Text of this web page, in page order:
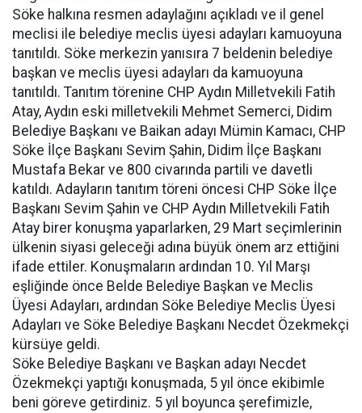
Söke halkına resmen adaylağını açıkladı ve il genel
meclisi ile belediye meclis üyesi adayları kamuoyuna
tanıtıldı. Söke merkezin yanısıra 7 beldenin belediye
başkan ve meclis üyesi adayları da kamuoyuna
tanıtıldı. Tanıtım törenine CHP Aydın Milletvekili Fatih
Atay, Aydın eski milletvekili Mehmet Semerci, Didim
Belediye Başkanı ve Baikan adayı Mümin Kamacı, CHP
Söke İlçe Başkanı Sevim Şahin, Didim İlçe Başkanı
Mustafa Bekar ve 800 civarında partili ve davetli
katıldı. Adayların tanıtım töreni öncesi CHP Söke İlçe
Başkanı Sevim Şahin ve CHP Aydın Milletvekili Fatih
Atay birer konuşma yaparlarken, 29 Mart seçimlerinin
ülkenin siyasi geleceği adına büyük önem arz ettiğini
ifade ettiler. Konuşmaların ardından 10. Yıl Marşı
eşliğinde önce Belde Belediye Başkan ve Meclis
Üyesi Adayları, ardından Söke Belediye Meclis Üyesi
Adayları ve Söke Belediye Başkanı Necdet Özekmekçi
kürsüye geldi.
Söke Belediye Başkanı ve Başkan adayı Necdet
Özekmekçi yaptığı konuşmada, 5 yıl önce ekibimle
beni göreve getirdiniz. 5 yıl boyunca şerefimizle,